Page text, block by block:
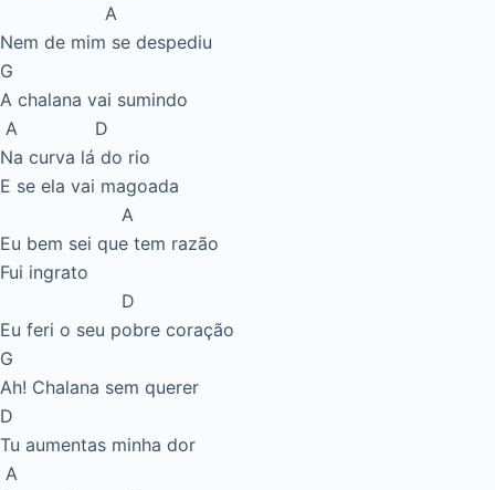
A
Nem de mim se despediu
G
A chalana vai sumindo
A D
Na curva lá do rio
E se ela vai magoada
A
Eu bem sei que tem razão
Fui ingrato
D
Eu feri o seu pobre coração
G
Ah! Chalana sem querer
D
Tu aumentas minha dor
A